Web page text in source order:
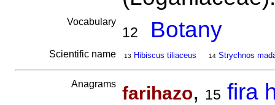
Vocabulary
12 Botany
Scientific name 13 Hibiscus tiliaceus 14 Strychnos
Anagrams farihazo, 15 fira